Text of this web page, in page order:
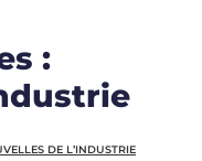
:
DE L’INDUSTRIE